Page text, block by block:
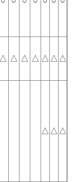
△ △ △ △ △ △ △
△ △ △